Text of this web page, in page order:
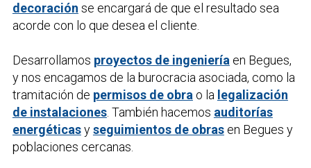
decoración se encargará de que el resultado sea
acorde con lo que desea el cliente.
Desarrollamos proyectos de ingeniería en Begues,
y nos encagamos de la burocracia asociada, como la
tramitación de permisos de obra o la legalización
de instalaciones. También hacemos auditorías
energéticasyseguimientos de obrasen Begues y
poblaciones cercanas.